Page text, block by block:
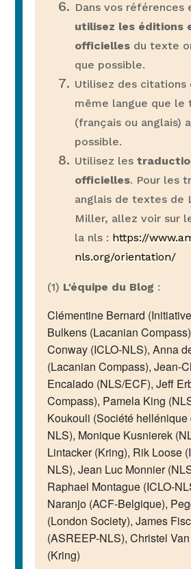
Dans vos références
utilisez les éditions
officiellesdu texte
que possible.
Utilisez des citations
même langue que le
(français ou anglais)
possible.
Utilisez les
officielles. Pour les
anglais de textes de
Miller, allez voir sur
la nls : https://
nls.org/orientation/
(1) L'équipe du Blog :
Clémentine Bernard
Bulkens (Lacanian
Conway (ICLO-NLS), Anna
(Lacanian Compass), Jean-
Encalado (NLS/ECF), Jeff
Compass), Pamela King
Koukouli (Société hellénique
NLS), Monique Kusnierek
Lintacker (Kring), Rik Loose
NLS), Jean Luc Monnier
Raphael Montague (ICLO-
Naranjo (ACF-Belgique),
(London Society), James
(ASREEP-NLS), Christel
(Kring)